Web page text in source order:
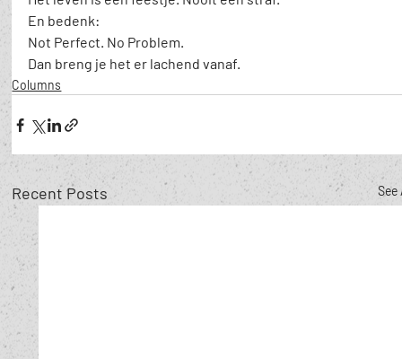
En bedenk:
Not Perfect. No Problem.
Dan breng je het er lachend vanaf.
Columns
Recent Posts See